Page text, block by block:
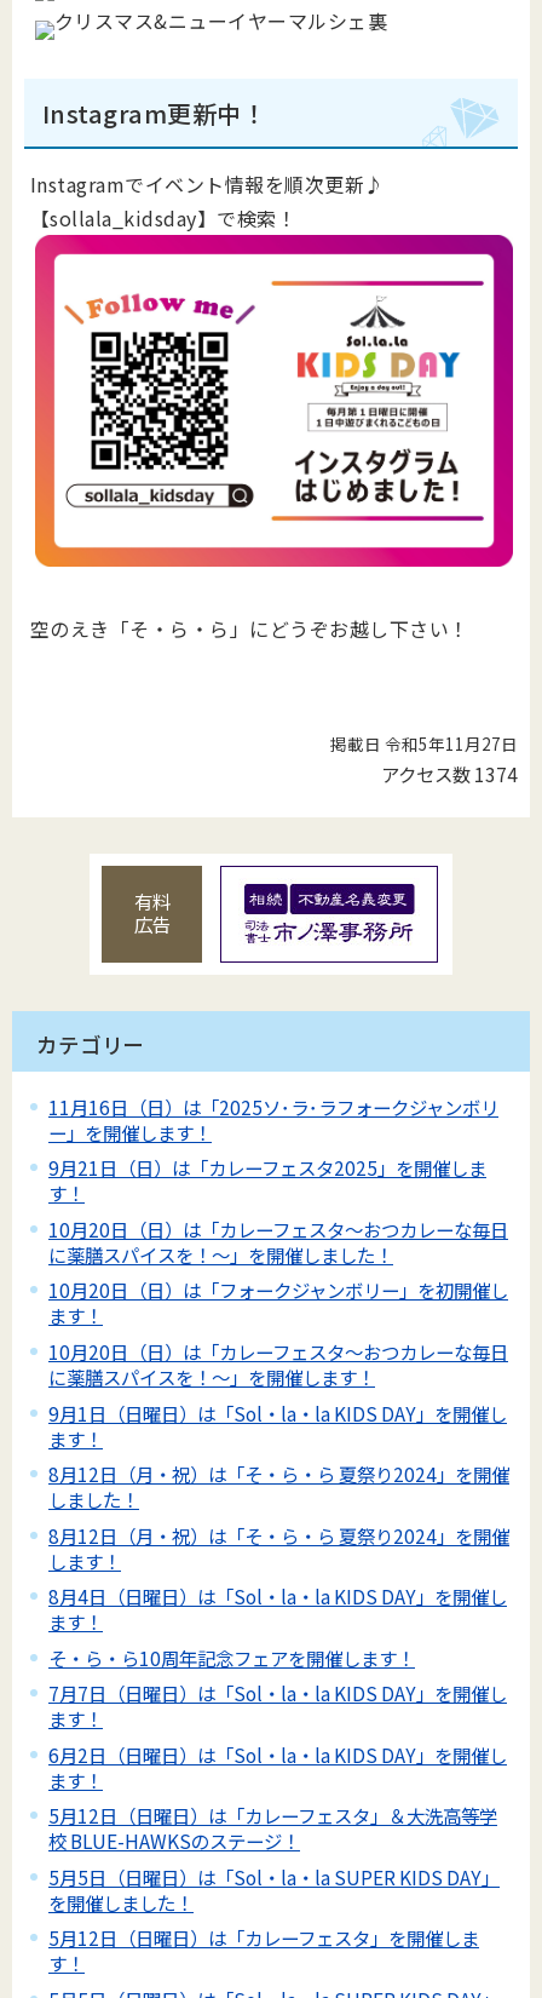
Instagram更新中！
Instagramでイベント情報を順次更新♪
【sollala_kidsday】で検索！
空のえき「そ・ら・ら」にどうぞお越し下さい！
掲載日 令和5年11月27日
アクセス数1374
有料
広告
カテゴリー
11月16日（日）は「2025ソ･ラ･ラフォークジャンボリ
ー」を開催します！
9月21日（日）は「カレーフェスタ2025」を開催しま
す！
10月20日（日）は「カレーフェスタ～おつカレーな毎日
に薬膳スパイスを！～」を開催しました！
10月20日（日）は「フォークジャンボリー」を初開催し
ます！
10月20日（日）は「カレーフェスタ～おつカレーな毎日
に薬膳スパイスを！～」を開催します！
9月1日（日曜日）は「Sol・la・la KIDS DAY」を開催し
ます！
8月12日（月・祝）は「そ・ら・ら 夏祭り2024」を開催
しました！
8月12日（月・祝）は「そ・ら・ら 夏祭り2024」を開催
します！
8月4日（日曜日）は「Sol・la・la KIDS DAY」を開催し
ます！
そ・ら・ら10周年記念フェアを開催します！
7月7日（日曜日）は「Sol・la・la KIDS DAY」を開催し
ます！
6月2日（日曜日）は「Sol・la・la KIDS DAY」を開催し
ます！
5月12日（日曜日）は「カレーフェスタ」＆大洗高等学
校 BLUE-HAWKSのステージ！
5月5日（日曜日）は「Sol・la・la SUPER KIDS DAY」
を開催しました！
5月12日（日曜日）は「カレーフェスタ」を開催しま
す！